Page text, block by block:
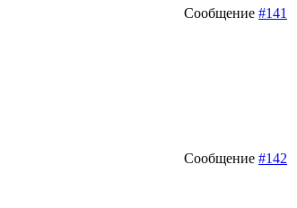
Сообщение #141
Сообщение #142